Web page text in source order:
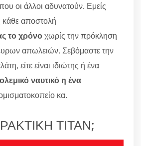
οι άλλοι αδυνατούν. Εμείς
κάθε αποστολή
το χρόνοχωρίς την πρόκληση
απωλειών. Σεβόμαστε την
είτε είναι ιδιώτης ή ένα
ναυτικό η ένα
κα.
ΤΙΤΑΝ;